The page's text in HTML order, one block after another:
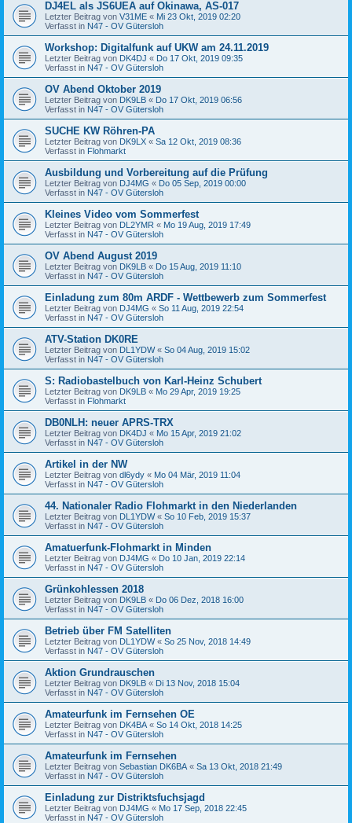
DJ4EL als JS6UEA auf Okinawa, AS-017
Letzter Beitrag von V31ME « Mi 23 Okt, 2019 02:20
Verfasst in N47 - OV Gütersloh
Workshop: Digitalfunk auf UKW am 24.11.2019
Letzter Beitrag von DK4DJ « Do 17 Okt, 2019 09:35
Verfasst in N47 - OV Gütersloh
OV Abend Oktober 2019
Letzter Beitrag von DK9LB « Do 17 Okt, 2019 06:56
Verfasst in N47 - OV Gütersloh
SUCHE KW Röhren-PA
Letzter Beitrag von DK9LX « Sa 12 Okt, 2019 08:36
Verfasst in Flohmarkt
Ausbildung und Vorbereitung auf die Prüfung
Letzter Beitrag von DJ4MG « Do 05 Sep, 2019 00:00
Verfasst in N47 - OV Gütersloh
Kleines Video vom Sommerfest
Letzter Beitrag von DL2YMR « Mo 19 Aug, 2019 17:49
Verfasst in N47 - OV Gütersloh
OV Abend August 2019
Letzter Beitrag von DK9LB « Do 15 Aug, 2019 11:10
Verfasst in N47 - OV Gütersloh
Einladung zum 80m ARDF - Wettbewerb zum Sommerfest
Letzter Beitrag von DJ4MG « So 11 Aug, 2019 22:54
Verfasst in N47 - OV Gütersloh
ATV-Station DK0RE
Letzter Beitrag von DL1YDW« So 04 Aug, 2019 15:02
Verfasst in N47 - OV Gütersloh
S: Radiobastelbuch von Karl-Heinz Schubert
Letzter Beitrag von DK9LB « Mo 29 Apr, 2019 19:25
Verfasst in Flohmarkt
DB0NLH: neuer APRS-TRX
Letzter Beitrag von DK4DJ « Mo 15 Apr, 2019 21:02
Verfasst in N47 - OV Gütersloh
Artikel in der NW
Letzter Beitrag von dl6ydy « Mo 04 Mär, 2019 11:04
Verfasst in N47 - OV Gütersloh
44. Nationaler Radio Flohmarkt in den Niederlanden
Letzter Beitrag von DL1YDW« So 10 Feb, 2019 15:37
Verfasst in N47 - OV Gütersloh
Amatuerfunk-Flohmarkt in Minden
Letzter Beitrag von DJ4MG « Do 10 Jan, 2019 22:14
Verfasst in N47 - OV Gütersloh
Grünkohlessen 2018
Letzter Beitrag von DK9LB « Do 06 Dez, 2018 16:00
Verfasst in N47 - OV Gütersloh
Betrieb über FM Satelliten
Letzter Beitrag von DL1YDW« So 25 Nov, 2018 14:49
Verfasst in N47 - OV Gütersloh
Aktion Grundrauschen
Letzter Beitrag von DK9LB « Di 13 Nov, 2018 15:04
Verfasst in N47 - OV Gütersloh
Amateurfunk im Fernsehen OE
Letzter Beitrag von DK4BA « So 14 Okt, 2018 14:25
Verfasst in N47 - OV Gütersloh
Amateurfunk im Fernsehen
Letzter Beitrag von Sebastian DK6BA « Sa 13 Okt, 2018 21:49
Verfasst in N47 - OV Gütersloh
Einladung zur Distriktsfuchsjagd
Letzter Beitrag von DJ4MG « Mo 17 Sep, 2018 22:45
Verfasst in N47 - OV Gütersloh